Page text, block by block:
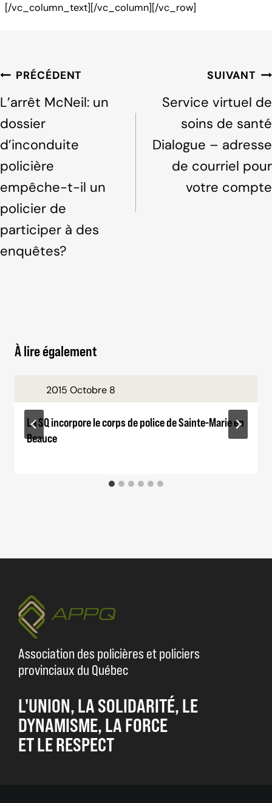
[/vc_column_text][/vc_column][/vc_row]
Navigation
l'article
PRÉCÉDENT
L’arrêt McNeil: un
dossier
d’inconduite
policière
empêche-t-il un
policier de
participer à des
enquêtes?
SUIVANT
Service virtuel de
soins de santé
Dialogue – adresse
de courriel pour
votre compte
À lire également
2015 Octobre 8
La SQ incorpore le corps de police de Sainte-Marie en
Beauce
Association des policières et policiers
provinciaux du Québec
L'UNION, LA SOLIDARITÉ, LE
DYNAMISME, LA FORCE
ET LE RESPECT